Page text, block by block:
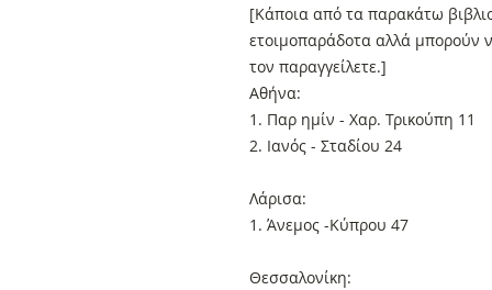
[Κάποια από τα παρακάτω
ετοιμοπαράδοτα αλλά μπορούν
τον παραγγείλετε.]
Αθήνα:
1. Παρ ημίν - Χαρ. Τρικούπη 11
2. Ιανός - Σταδίου 24
Λάρισα:
1. Άνεμος -Κύπρου 47
Θεσσαλονίκη: